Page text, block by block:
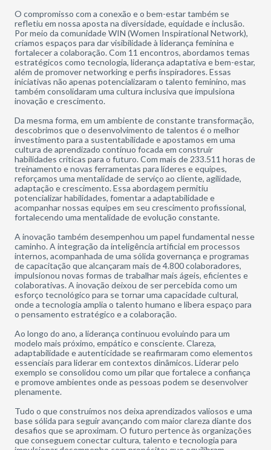
O compromisso com a conexão e o bem-estar também se
refletiu em nossa aposta na diversidade, equidade e inclusão.
Por meio da comunidade WIN (Women Inspirational Network),
criamos espaços para dar visibilidade à liderança feminina e
fortalecer a colaboração. Com 11 encontros, abordamos temas
estratégicos como tecnologia, liderança adaptativa e bem-estar,
além de promover networking e perfis inspiradores. Essas
iniciativas não apenas potencializaram o talento feminino, mas
também consolidaram uma cultura inclusiva que impulsiona
inovação e crescimento.
Da mesma forma, em um ambiente de constante transformação,
descobrimos que o desenvolvimento de talentos é o melhor
investimento para a sustentabilidade e apostamos em uma
cultura de aprendizado contínuo focada em construir
habilidades críticas para o futuro. Com mais de 233.511 horas de
treinamento e novas ferramentas para líderes e equipes,
reforçamos uma mentalidade de serviço ao cliente, agilidade,
adaptação e crescimento. Essa abordagem permitiu
potencializar habilidades, fomentar a adaptabilidade e
acompanhar nossas equipes em seu crescimento profissional,
fortalecendo uma mentalidade de evolução constante.
A inovação também desempenhou um papel fundamental nesse
caminho. A integração da inteligência artificial em processos
internos, acompanhada de uma sólida governança e programas
de capacitação que alcançaram mais de 4.800 colaboradores,
impulsionou novas formas de trabalhar mais ágeis, eficientes e
colaborativas. A inovação deixou de ser percebida como um
esforço tecnológico para se tornar uma capacidade cultural,
onde a tecnologia amplia o talento humano e libera espaço para
o pensamento estratégico e a colaboração.
Ao longo do ano, a liderança continuou evoluindo para um
modelo mais próximo, empático e consciente. Clareza,
adaptabilidade e autenticidade se reafirmaram como elementos
essenciais para liderar em contextos dinâmicos. Liderar pelo
exemplo se consolidou como um pilar que fortalece a confiança
e promove ambientes onde as pessoas podem se desenvolver
plenamente.
Tudo o que construímos nos deixa aprendizados valiosos e uma
base sólida para seguir avançando com maior clareza diante dos
desafios que se aproximam. O futuro pertence às organizações
que conseguem conectar cultura, talento e tecnologia para